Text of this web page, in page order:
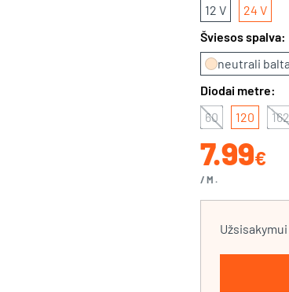
12 V
24 V
Šviesos spalva:
neutrali
Diodai metre:
60
120 162
7.99€
/M.